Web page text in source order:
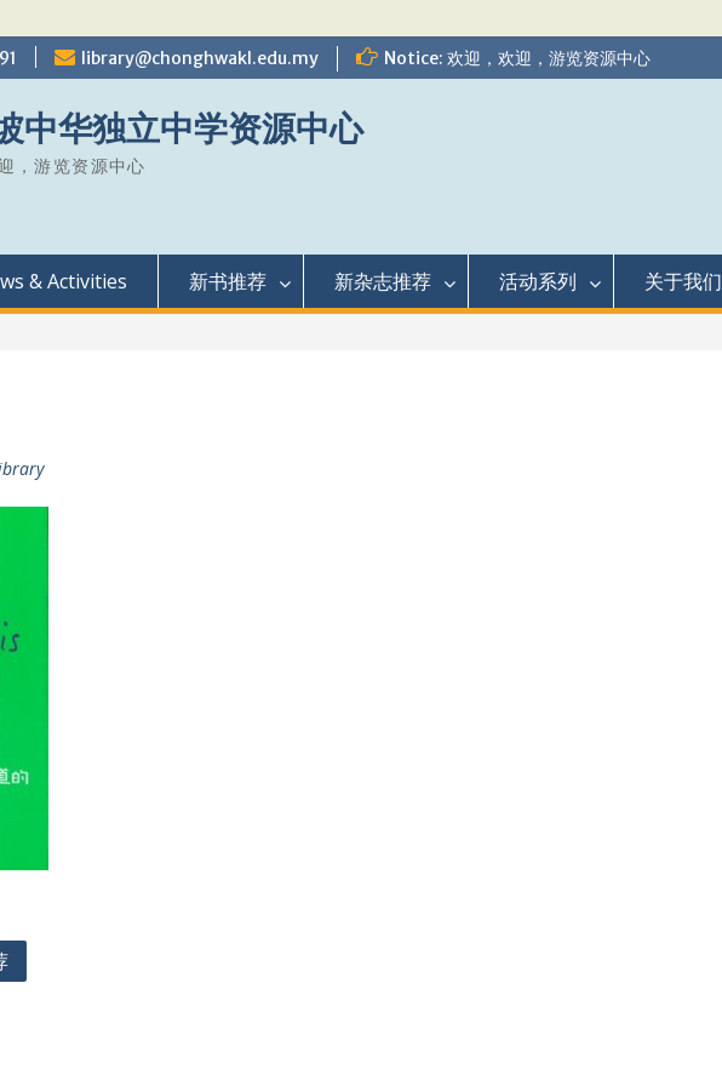
library@chonghwakl.edu.my Notice: 欢迎，欢迎，游览资源中心
中华独立中学资源中心
，游览资源中心
& Activities 新书推荐 新杂志推荐 活动系列 关于我们